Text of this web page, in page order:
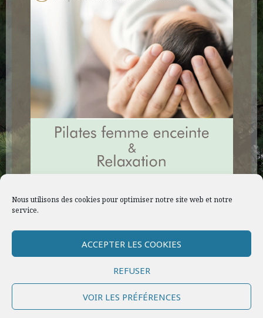
Nous utilisons des cookies pour optimiser notre site web et notre
service.
ACCEPTER LES COOKIES
REFUSER
VOIR LES PRÉFÉRENCES
Tous droits réservés © Christelle Ottaviano, 2020 |
Politique d’utilisation de vos données personnelles